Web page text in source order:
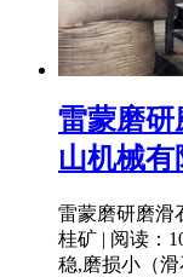
雷蒙磨研
山机械有
雷蒙磨研磨滑
桂矿 | 阅读：
稳,磨损小（